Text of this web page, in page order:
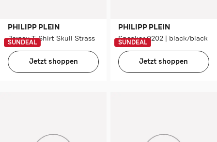
PHILIPP PLEIN
Jersey T-Shirt Skull Strass
SUNDEAL
Jetzt shoppen
PHILIPP PLEIN
Sneaker 0202 | black/black
SUNDEAL
Jetzt shoppen